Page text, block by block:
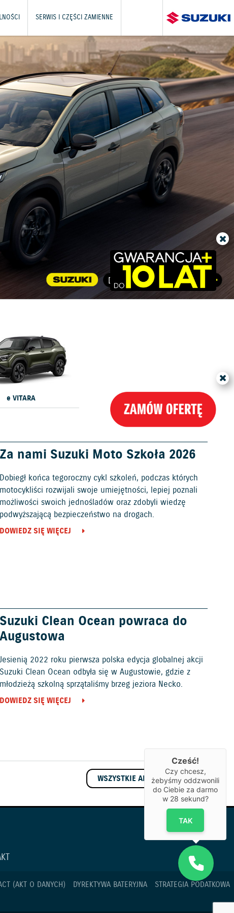
SERWIS I CZĘŚCI ZAMIENNE
e VITARA
Za nami Suzuki Moto Szkoła 2026
Dobiegł końca tegoroczny cykl szkoleń, podczas których
motocykliści rozwijali swoje umiejętności, lepiej poznali
możliwości swoich jednośladów oraz zdobyli wiedzę
podwyższającą bezpieczeństwo na drogach.
DOWIEDZ SIĘ WIĘCEJ
Suzuki Clean Ocean powraca do
Augustowa
Jesienią 2022 roku pierwsza polska edycja globalnej akcji
Suzuki Clean Ocean odbyła się w Augustowie, gdzie z
młodzieżą szkolną sprzątaliśmy brzeg jeziora Necko.
DOWIEDZ SIĘ WIĘCEJ
WSZYSTKIE AKTUALNOŚCI
(AKT O DANYCH) DYREKTYWA BATERYJNA
STRATEGIA PODATKOWA
Cześć!
Czy chcesz,
żebyśmy oddzwonili
do Ciebie za darmo
w 28 sekund?
TAK